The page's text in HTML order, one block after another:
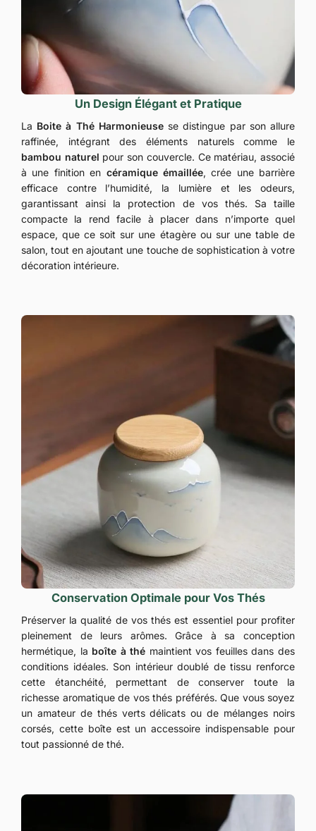
Un Design Élégant et Pratique
La Boite à Thé Harmonieusese distingue par son allure
raffinée, intégrant des éléments naturels comme le
bambou naturel pour son couvercle. Ce matériau, associé
à une finition en céramique émaillée, crée une barrière
efficace contre l’humidité, la lumière et les odeurs,
garantissant ainsi la protection de vos thés. Sa taille
compacte la rend facile à placer dans n’importe quel
espace, que ce soit sur une étagère ou sur une table de
salon, tout en ajoutant une touche de sophistication à votre
décoration intérieure.
Conservation Optimale pour Vos Thés
Préserver la qualité de vos thés est essentiel pour profiter
pleinement de leurs arômes. Grâce à sa conception
hermétique, la boîte à thé maintient vos feuilles dans des
conditions idéales. Son intérieur doublé de tissu renforce
cette étanchéité, permettant de conserver toute la
richesse aromatique de vos thés préférés. Que vous soyez
un amateur de thés verts délicats ou de mélanges noirs
corsés, cette boîte est un accessoire indispensable pour
tout passionné de thé.